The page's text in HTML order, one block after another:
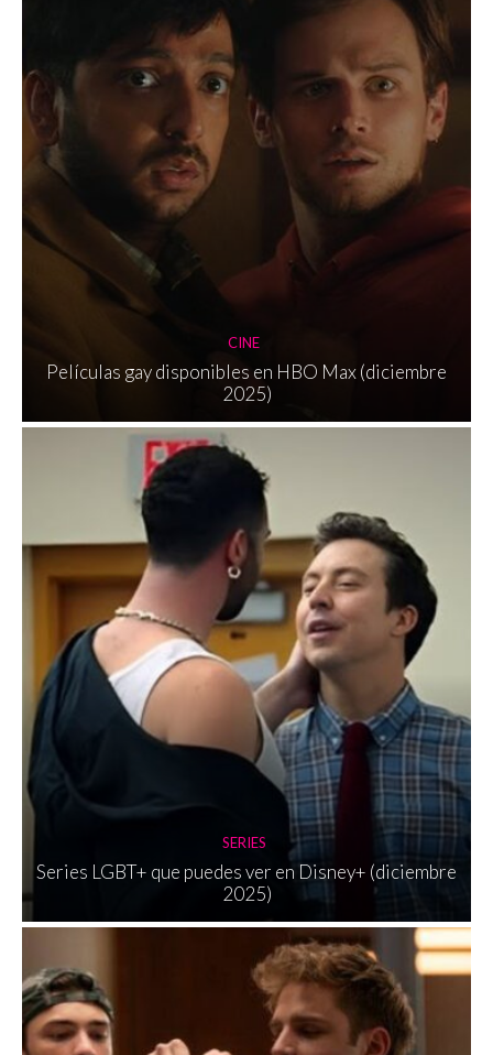
CINE
Películas gay disponibles en HBO Max (diciembre
2025)
SERIES
Series LGBT+ que puedes ver en Disney+ (diciembre
2025)